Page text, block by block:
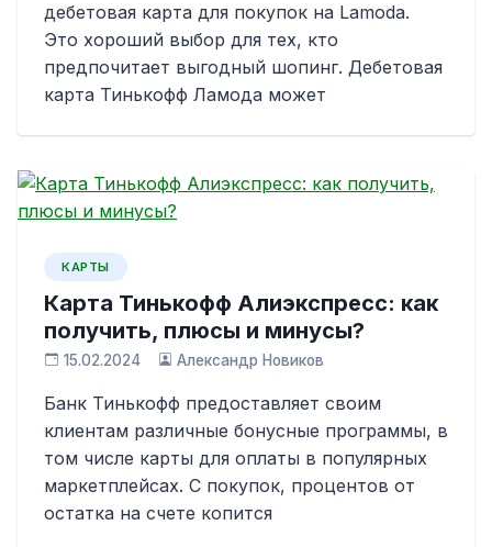
дебетовая карта для покупок на Lamoda.
Это хороший выбор для тех, кто
предпочитает выгодный шопинг. Дебетовая
карта Тинькофф Ламода может
КАРТЫ
Карта Тинькофф Алиэкспресс: как
получить, плюсы и минусы?
15.02.2024 Александр Новиков
Банк Тинькофф предоставляет своим
клиентам различные бонусные программы, в
том числе карты для оплаты в популярных
маркетплейсах. С покупок, процентов от
остатка на счете копится